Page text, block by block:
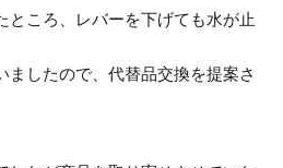
ところ、レバーを下げても水が止
ましたので、代替品交換を提案さ